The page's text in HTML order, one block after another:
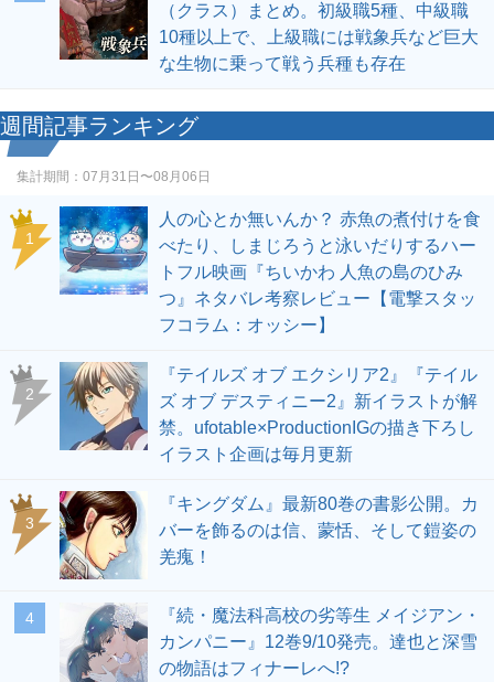
（クラス）まとめ。初級職5種、中級職
10種以上で、上級職には戦象兵など巨大
な生物に乗って戦う兵種も存在
週間記事ランキング
集計期間： 07月31日〜08月06日
1
人の心とか無いんか？ 赤魚の煮付けを食
べたり、しまじろうと泳いだりするハー
トフル映画『ちいかわ 人魚の島のひみ
つ』ネタバレ考察レビュー【電撃スタッ
フコラム：オッシー】
2
『テイルズ オブ エクシリア2』『テイル
ズ オブ デスティニー2』新イラストが解
禁。ufotable×ProductionIGの描き下ろし
イラスト企画は毎月更新
3
『キングダム』最新80巻の書影公開。カ
バーを飾るのは信、蒙恬、そして鎧姿の
羌瘣！
4
『続・魔法科高校の劣等生 メイジアン・
カンパニー』12巻9/10発売。達也と深雪
の物語はフィナーレへ!?